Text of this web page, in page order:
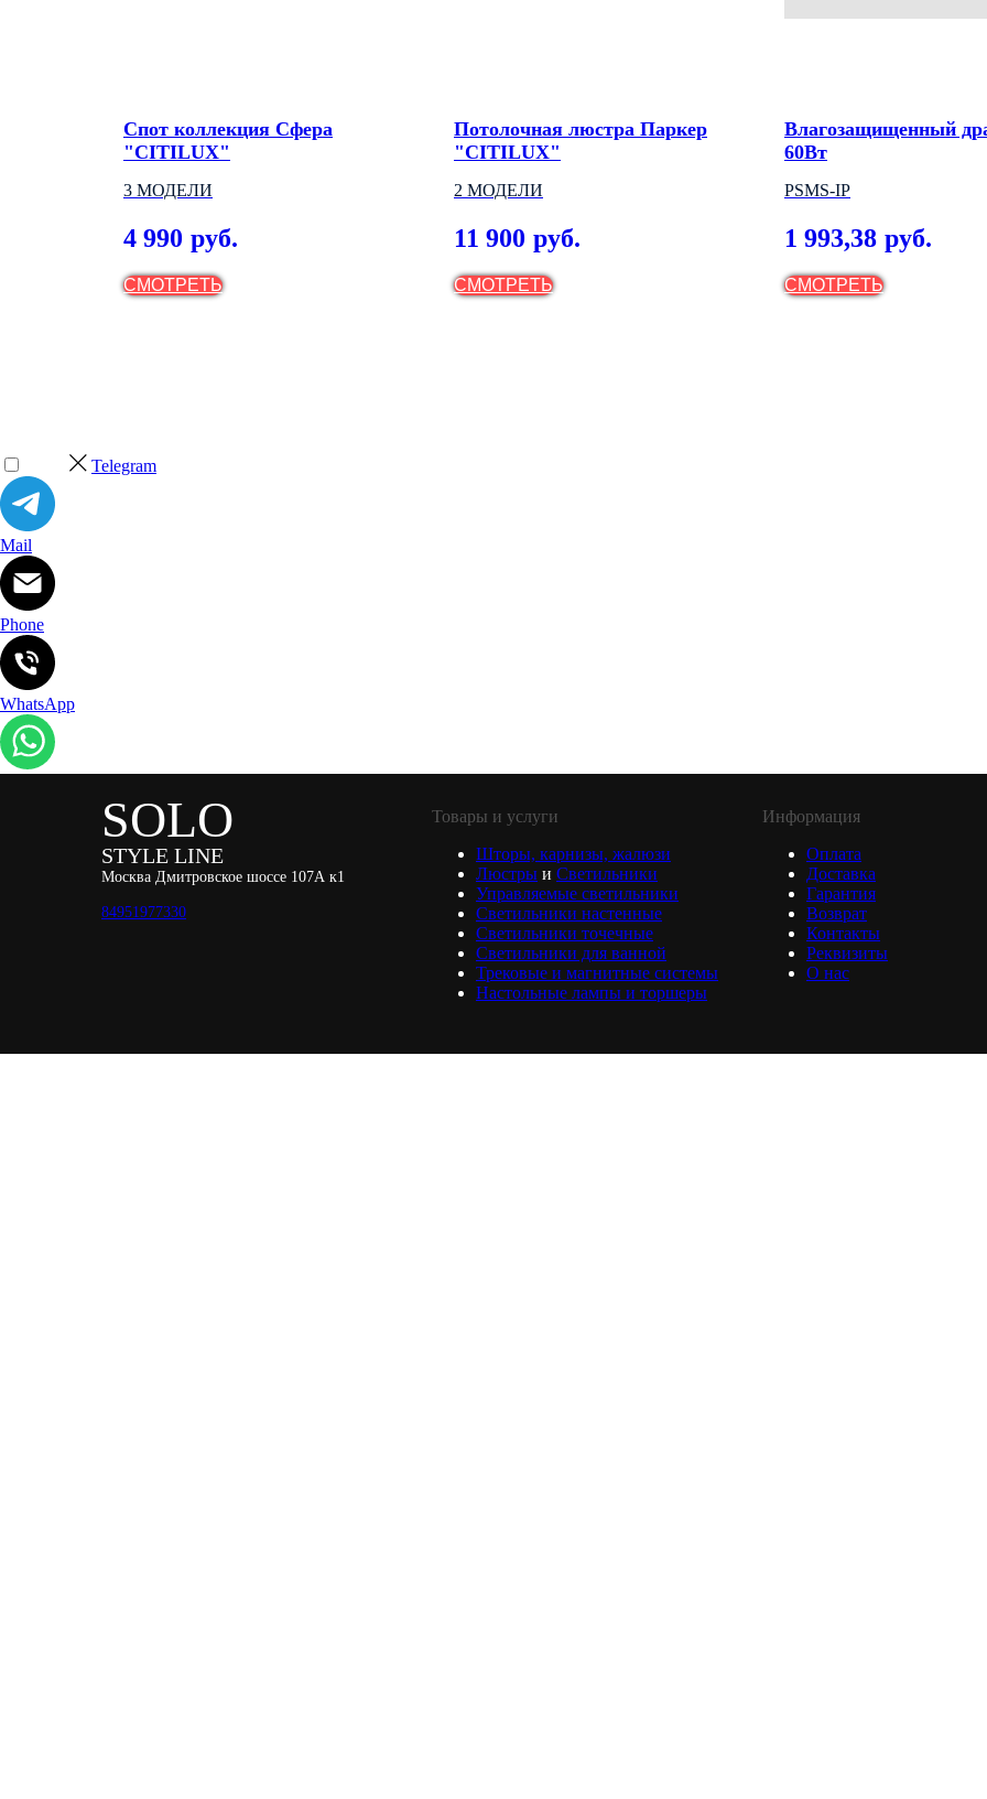
Спот коллекция Сфера
"CITILUX"
3 МОДЕЛИ
4 990 руб.
СМОТРЕТЬ
Потолочная люстра Паркер
"CITILUX"
2 МОДЕЛИ
11 900 руб.
СМОТРЕТЬ
Влагозащищенный
60Вт
PSMS-IP
1 993,38 руб.
СМОТРЕТЬ
Telegram
Mail
Phone
WhatsApp
SOLO
STYLE LINE
Москва Дмитровское шоссе 107А к1
84951977330
Товары и услуги
Шторы, карнизы, жалюзи
Люстры и Светильники
Управляемые светильники
Светильники настенные
Светильники точечные
Светильники для ванной
Трековые и магнитные системы
Настольные лампы и торшеры
Информация
Оплата
Доставка
Гарантия
Возврат
Контакты
Реквизиты
О нас